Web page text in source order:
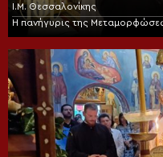
Ι.Μ. Θεσσαλονίκης
Η πανήγυρις της